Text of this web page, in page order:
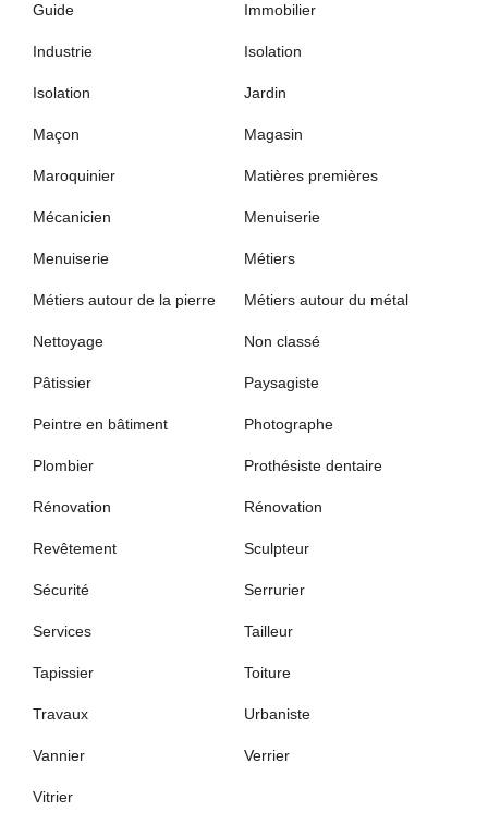
Guide Immobilier
Industrie Isolation
Isolation Jardin
Maçon Magasin
Maroquinier Matières premières
Mécanicien Menuiserie
Menuiserie Métiers
Métiers autour de la pierre Métiers autour du métal
Nettoyage Non classé
Pâtissier Paysagiste
Peintre en bâtiment Photographe
Plombier Prothésiste dentaire
Rénovation Rénovation
Revêtement Sculpteur
Sécurité Serrurier
Services Tailleur
Tapissier Toiture
Travaux Urbaniste
Vannier Verrier
Vitrier